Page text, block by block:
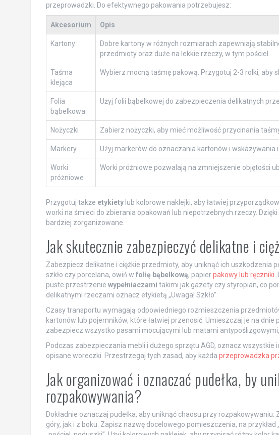
przeprowadzki. Do efektywnego pakowania potrzebujesz:
Akcesorium Opis
Kartony
Dobre kartony w różnych rozmiarach zapewniają
przedmioty oraz duże na lekkie rzeczy, w tym pościel.
Taśma
klejąca
Wybierz mocną taśmę pakową. Przygotuj 2-3 rolki, aby
Folia
bąbelkowa
Użyj folii bąbelkowej do zabezpieczenia delikatnych
Nożyczki Zabierz nożyczki, aby mieć możliwość przycinania
Markery Użyj markerów do oznaczania kartonów i wskazywania
Worki
próżniowe
Worki próżniowe pozwalają na zmniejszenie objętości
Przygotuj także etykietylub kolorowe naklejki, aby łatwiej
worki na śmieci do zbierania opakowań lub niepotrzebnych rzeczy.
bardziej zorganizowane.
Jak skutecznie zabezpieczyć delikatne i
Zabezpiecz delikatne i ciężkie przedmioty, aby uniknąć ich uszkodzenia
szkło czy porcelana, owiń w folię bąbelkową, papierpakowy lub ręczniki
puste przestrzenie wypełniaczami takimi jak gazety czy styropian, co
delikatnymi rzeczami oznacz etykietą „Uwaga! Szkło”.
Czasy transportu wymagają odpowiedniego rozmieszczenia
kartonów lub pojemników, które łatwiej przenosić. Umieszczaj je na
zabezpiecz wszystko pasami mocującymi lub matami
Podczas zabezpieczania mebli i dużego sprzętu AGD, oznacz wszystkie
opisane woreczki. Przestrzegaj tych zasad, aby każda przeprowadzka
Jak organizować i oznaczać pudełka, by
rozpakowywania?
Dokładnie oznaczaj pudełka, aby uniknąć chaosu przy
góry, jak i z boku. Zapisz nazwę docelowego pomieszczenia, na